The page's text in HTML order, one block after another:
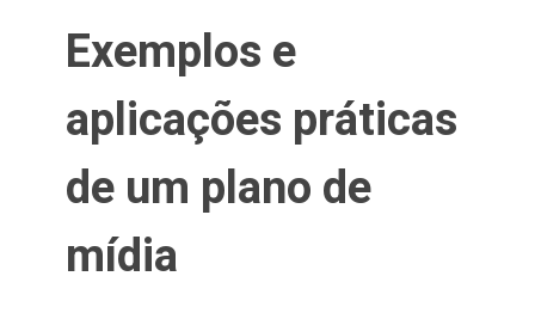
Exemplos e
aplicações práticas
de um plano de
mídia